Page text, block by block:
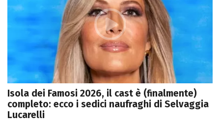
Isola dei Famosi 2026, il cast è (finalmente)
completo: ecco i sedici naufraghi di Selvaggia
Lucarelli